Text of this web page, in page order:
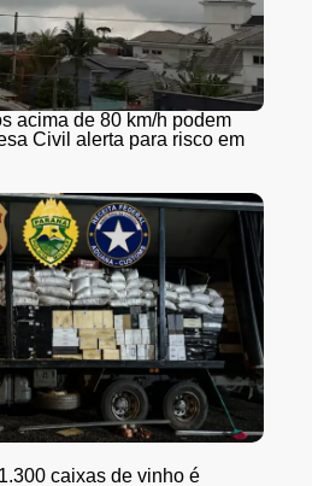
acima de 80 km/h podem
Civil alerta para risco em
caixas de vinho é